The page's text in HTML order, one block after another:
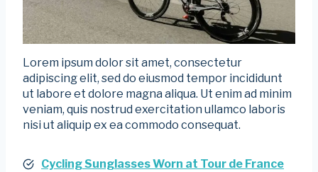
Lorem ipsum dolor sit amet, consectetur
adipiscing elit, sed do eiusmod tempor incididunt
ut labore et dolore magna aliqua. Ut enim ad minim
veniam, quis nostrud exercitation ullamco laboris
nisi ut aliquip ex ea commodo consequat.
Cycling Sunglasses Worn at Tour de France